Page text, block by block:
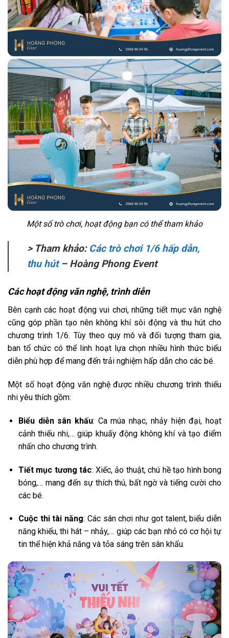
Một số trò chơi, hoạt động bạn có thể tham khảo
> Tham khảo: Các trò chơi 1/6 hấp dẫn,
thu hút– Hoàng Phong Event
Các hoạt động văn nghệ, trình diễn
Bên cạnh các hoạt động vui chơi, những tiết mục văn nghệ
cũng góp phần tạo nên không khí sôi động và thu hút cho
chương trình 1/6. Tùy theo quy mô và đối tượng tham gia,
ban tổ chức có thể linh hoạt lựa chọn nhiều hình thức biểu
diễn phù hợp để mang đến trải nghiệm hấp dẫn cho các bé.
Một số hoạt động văn nghệ được nhiều chương trình thiếu
nhi yêu thích gồm:
Biểu diễn sân khấu: Ca múa nhạc, nhảy hiện đại, hoạt
cảnh thiếu nhi,… giúp khuấy động không khí và tạo điểm
nhấn cho chương trình.
Tiết mục tương tác: Xiếc, ảo thuật, chú hề tạo hình bong
bóng,… mang đến sự thích thú, bất ngờ và tiếng cười cho
các bé.
Cuộc thi tài năng: Các sân chơi như got talent, biểu diễn
năng khiếu, thi hát – nhảy,… giúp các bạn nhỏ có cơ hội tự
tin thể hiện khả năng và tỏa sáng trên sân khấu.